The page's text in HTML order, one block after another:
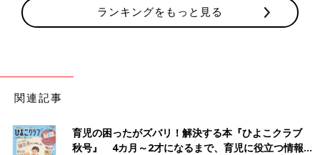
ランキングをもっと見る
関連記事
育児の困ったがズバリ！解決する本『ひよこクラブ
秋号』 4カ月～2才になるまで、育児に役立つ情報が